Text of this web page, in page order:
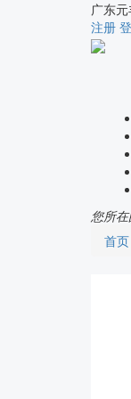
广东
注册
您所在
首页